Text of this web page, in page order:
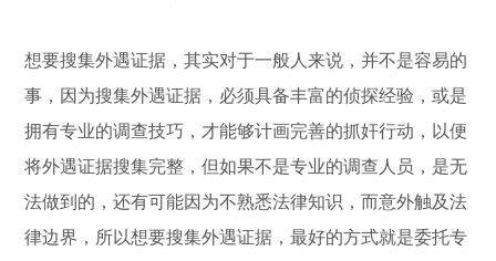
想要搜集外遇证据，其实对于一般人来说，并不是容易的
事，因为搜集外遇证据，必须具备丰富的侦探经验，或是
拥有专业的调查技巧，才能够计画完善的抓奸行动，以便
将外遇证据搜集完整，但如果不是专业的调查人员，是无
法做到的，还有可能因为不熟悉法律知识，而意外触及法
律边界，所以想要搜集外遇证据，最好的方式就是委托专